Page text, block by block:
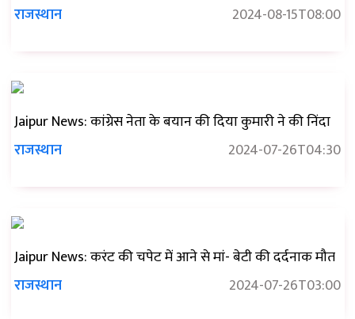
राजस्थान
2024-08-15T08:00
Jaipur News: कांग्रेस नेता के बयान की दिया कुमारी ने की निंदा
राजस्थान
2024-07-26T04:30
Jaipur News: करंट की चपेट में आने से मां- बेटी की दर्दनाक मौत
राजस्थान
2024-07-26T03:00